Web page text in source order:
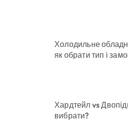
Холодильне
як обрати тип і
Хардтейл vs
вибрати?